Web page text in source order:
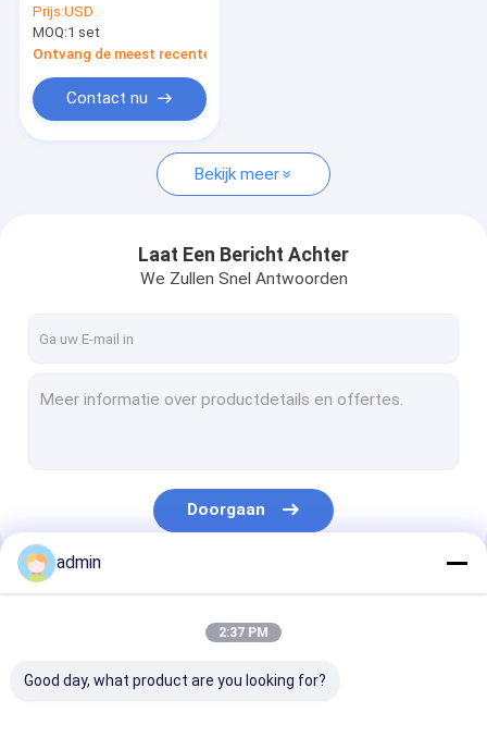
Plastic Doek maken
systeem
Prijs:USD
MOQ:1 set
Ontvang de meest recente Prijs
Contact nu
Bekijk meer
Laat Een Bericht Achter
We Zullen Snel Antwoorden
Doorgaan
Onze Categorieën
admin
2:37 PM
Good day, what product are you looking for?